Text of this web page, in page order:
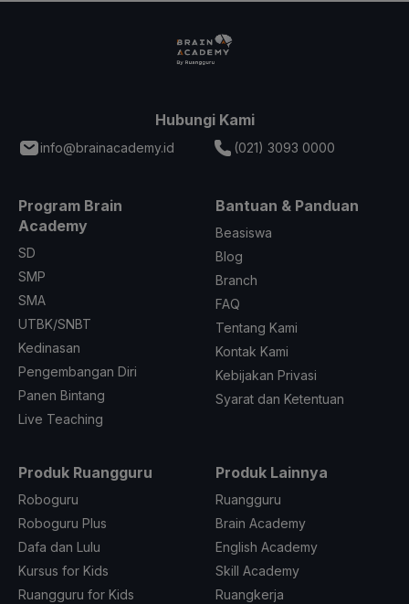
Hubungi Kami
info@brainacademy.id (021) 3093 0000
Program Brain
Academy
SD
SMP
SMA
UTBK/SNBT
Kedinasan
Pengembangan Diri
Panen Bintang
Live Teaching
Bantuan & Panduan
Beasiswa
Blog
Branch
FAQ
Tentang Kami
Kontak Kami
Kebijakan Privasi
Syarat dan Ketentuan
Produk Ruangguru
Roboguru
Roboguru Plus
Dafa dan Lulu
Kursus for Kids
Ruangguru for Kids
Produk Lainnya
Ruangguru
Brain Academy
English Academy
Skill Academy
Ruangkerja